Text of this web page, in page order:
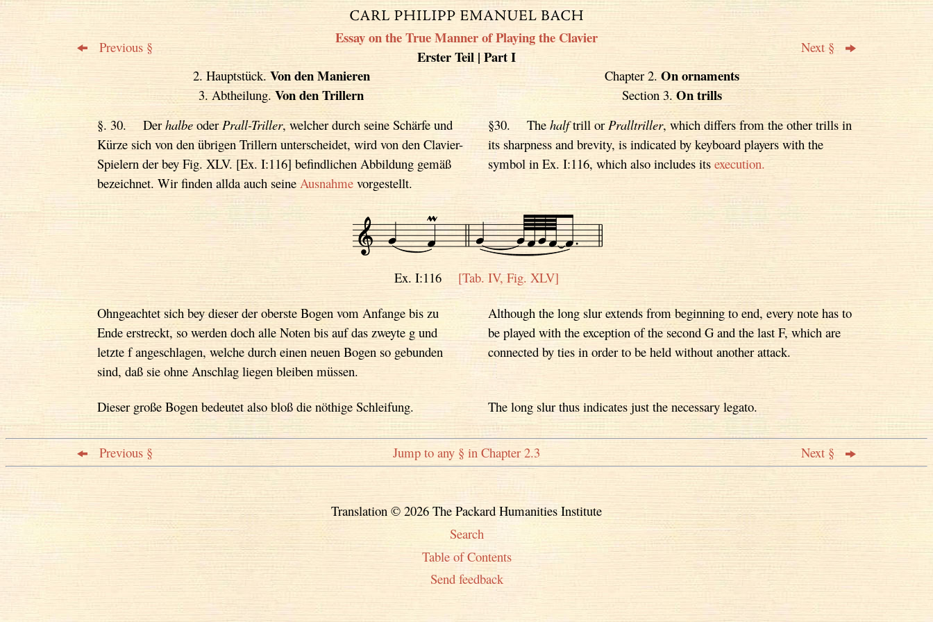
Previous §
Essay on the True Manner of Playing the Clavier
Erster Teil | Part I
Next §
2. Hauptstück.Von den Manieren
3. Abtheilung.Von den Trillern
Chapter 2. On ornaments
Section 3. On trills
§. 30. Derhalbe oder Prall-Triller, welcher durch seine Schärfe und
Kürze sich von den übrigen Trillern unterscheidet, wird von den Clavier-
Spielern der bey Fig. XLV. [Ex. I:116] befindlichen Abbildung gemäß
bezeichnet. Wir finden allda auch seine Ausnahme vorgestellt.
§30. Thehalftrill or Pralltriller, which differs from the other trills in
its sharpness and brevity, is indicated by keyboard players with the
symbol in Ex. I:116, which also includes its execution.
Ex. I:116 [Tab. IV, Fig. XLV]
Ohngeachtet sich bey dieser der oberste Bogen vom Anfange bis zu
Ende erstreckt, so werden doch alle Noten bis auf das zweyte g und
letzte f angeschlagen, welche durch einen neuen Bogen so gebunden
sind, daß sie ohne Anschlag liegen bleiben müssen.
Although the long slur extends from beginning to end, every note has to
be played with the exception of the second G and the last F, which are
connected by ties in order to be held without another attack.
Dieser große Bogen bedeutet also bloß die nöthige Schleifung. The long slur thus indicates just the necessary legato.
Previous § Jump to any § in Chapter 2.3 Next §
Translation © 2026 The Packard Humanities Institute
Search
Table of Contents
Send feedback